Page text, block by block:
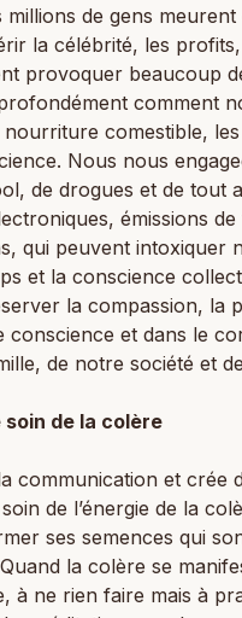
millions de gens
la célébrité, les
provoquer beaucoup
comment
comestible, les
Nous nous
de drogues et de tout
émissions
qui peuvent intoxiquer
et la conscience
la compassion, la
et dans le
de notre société et
de la colère
communication et crée
de l’énergie de la
ses semences qui
la colère se
à ne rien faire mais à